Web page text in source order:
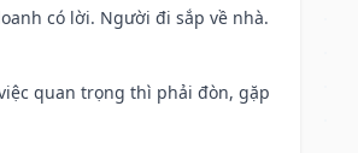
có lời. Người đi sắp về nhà.
quan trọng thì phải đòn, gặp